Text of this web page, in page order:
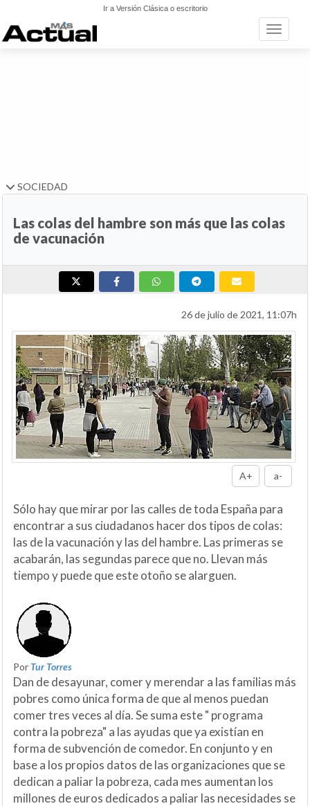
Ir a Versión Clásica o escritorio
Toggle
SOCIEDAD
Las colas del hambre son más que las colas
de vacunación
26 de julio de 2021, 11:07h
A+ a-
Sólo hay que mirar por las calles de toda España para
encontrar a sus ciudadanos hacer dos tipos de colas:
las de la vacunación y las del hambre. Las primeras se
acabarán, las segundas parece que no. Llevan más
tiempo y puede que este otoño se alarguen.
Por Tur Torres
Dan de desayunar, comer y merendar a las familias más
pobres como única forma de que al menos puedan
comer tres veces al día. Se suma este " programa
contra la pobreza" a las ayudas que ya existían en
forma de subvención de comedor. En conjunto y en
base a los propios datos de las organizaciones que se
dedican a paliar la pobreza, cada mes aumentan los
millones de euros dedicados a paliar las necesidades se